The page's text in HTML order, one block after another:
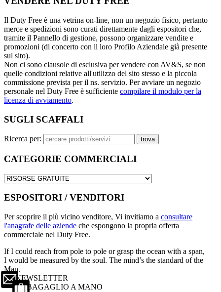
Il Duty Free è una vetrina on-line, non un negozio fisico, pertanto
merce e spedizioni sono curati direttamente dagli espositori che,
tramite il Pannello di gestione, possono organizzare vendite e
promozioni (di concerto con il loro Profilo Aziendale già presente
sul sito).
Non ci sono clausole di esclusiva per vendere con AV&S, se non
quelle condizioni relative all'utilizzo del sito stesso e la piccola
commissione prevista per il ns. servizio. Per avviare un negozio
personale nel Duty Free è sufficiente compilare il modulo per la
licenza di avviamento.
SUGLI SCAFFALI
Ricerca per:
CATEGORIE COMMERCIALI
ESPOSITORI / VENDITORI
Per scoprire il più vicino venditore, Vi invitiamo a consultare
l'anagrafe delle aziende che espongono la propria offerta
commerciale nel Duty Free.
If I could reach from pole to pole or grasp the ocean with a span,
I would be measured by the soul. The mind’s the standard of the
Man.
NEWSLETTER
BAGAGLIO A MANO